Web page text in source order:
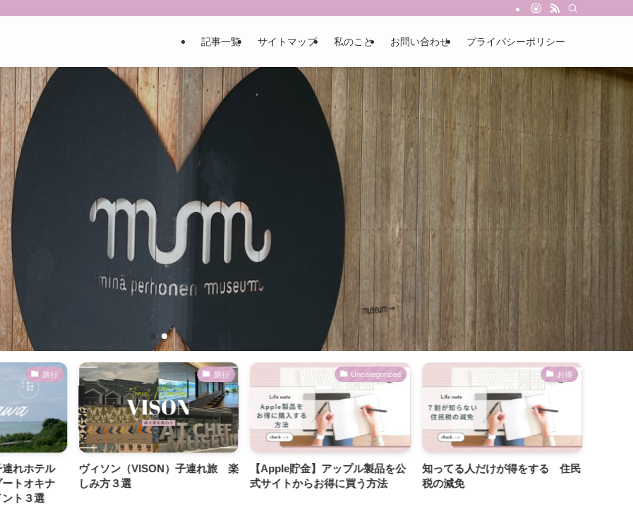
記事一覧 サイトマップ 私のこと お問い合わせ プライバシーポリシー
お金と暮らしを整える
旅行
れホテル
ートオキナ
ト３選
旅行
ヴィソン（VISON）子連れ旅 楽
しみ方３選
Uncategorized
【Apple貯金】アップル製品を公
式サイトからお得に買う方法
お得
知ってる人だけが得をする 住民
税の減免